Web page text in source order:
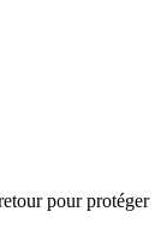
pour protéger